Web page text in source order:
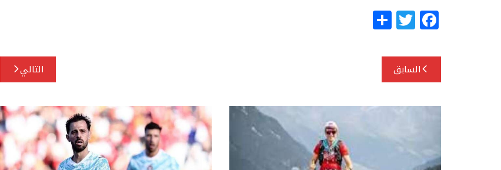
F
a
c
e
o
o
k
T
w
itt
eتصفّح
المقالات
السابق التالي